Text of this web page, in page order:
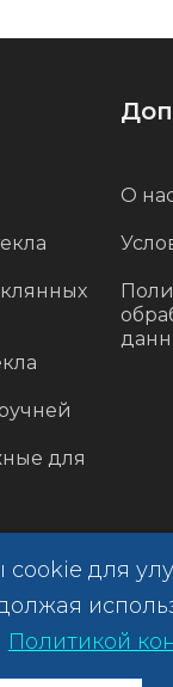
для
О
для
Политикой